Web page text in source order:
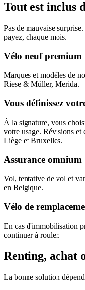
Tout est inclus
Pas de mauvaise
payez, chaque mois.
Vélo neuf premium
Marques et modèles de
Riese & Müller, Merida.
Vous définissez
À la signature, vous
votre usage. Révisions et
Liège et Bruxelles.
Assurance omnium
Vol, tentative de vol et
en Belgique.
Vélo de
En cas d'immobilisation
continuer à rouler.
Renting, achat
La bonne solution